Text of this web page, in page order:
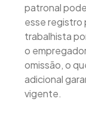
patronal
esse registro
trabalhista
o
omissão, o
adicional
vigente.